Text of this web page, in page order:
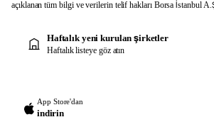
açıklanan tüm bilgi ve verilerin telif hakları Borsa İstanbul
Haftalık yeni kurulan şirketler
Haftalık listeye göz atın
App Store'dan
indirin